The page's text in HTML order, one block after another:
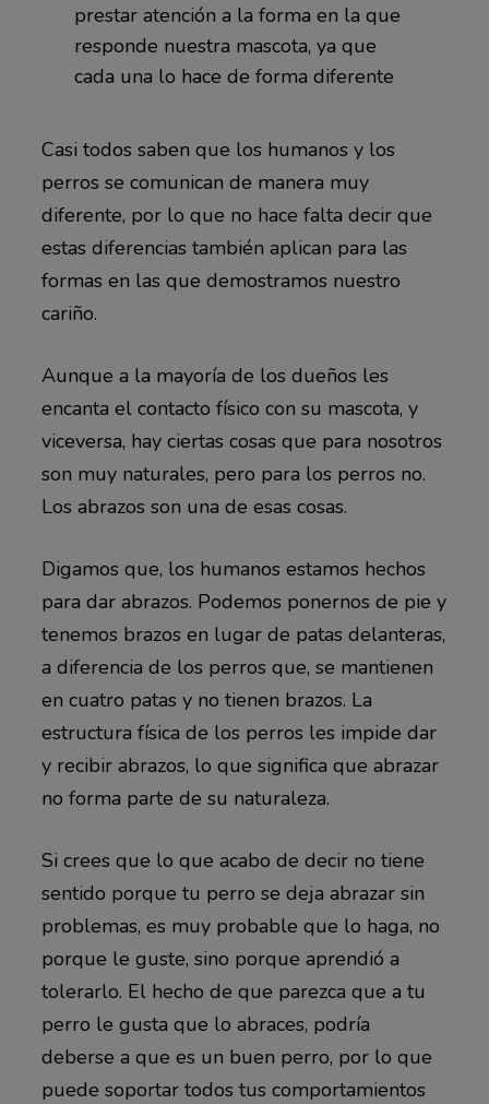
prestar atención a la forma en la que
responde nuestra mascota, ya que
cada una lo hace de forma diferente
Casi todos saben que los humanos y los
perros se comunican de manera muy
diferente, por lo que no hace falta decir que
estas diferencias también aplican para las
formas en las que demostramos nuestro
cariño.
Aunque a la mayoría de los dueños les
encanta el contacto físico con su mascota, y
viceversa, hay ciertas cosas que para nosotros
son muy naturales, pero para los perros no.
Los abrazos son una de esas cosas.
Digamos que, los humanos estamos hechos
para dar abrazos. Podemos ponernos de pie y
tenemos brazos en lugar de patas delanteras,
a diferencia de los perros que, se mantienen
en cuatro patas y no tienen brazos. La
estructura física de los perros les impide dar
y recibir abrazos, lo que significa que abrazar
no forma parte de su naturaleza.
Si crees que lo que acabo de decir no tiene
sentido porque tu perro se deja abrazar sin
problemas, es muy probable que lo haga, no
porque le guste, sino porque aprendió a
tolerarlo. El hecho de que parezca que a tu
perro le gusta que lo abraces, podría
deberse a que es un buen perro, por lo que
puede soportar todos tus comportamientos